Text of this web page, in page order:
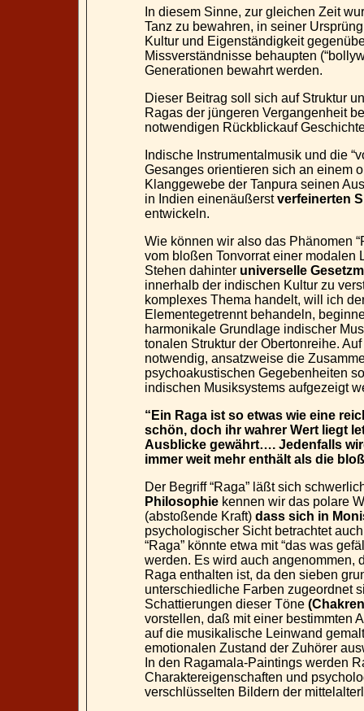
In diesem Sinne, zur gleichen Zeit
Tanz zu bewahren, in seiner
Kultur und Eigenständigkeit
Missverständnisse behaupten
Generationen bewahrt werden.
Dieser Beitrag soll sich auf Struktur
Ragas der jüngeren Vergangenheit
notwendigen Rückblickauf
Indische Instrumentalmusik und die
Gesanges orientieren sich an einem
Klanggewebe der Tanpura seinen
in Indien einenäußerstverfeinerten
entwickeln.
Wie können wir also das Phänomen
vom bloßen Tonvorrat einer modalen
Stehen dahinter universelle
innerhalb der indischen Kultur zu
komplexes Thema handelt, will ich
Elementegetrennt behandeln,
harmonikale Grundlage indischer
tonalen Struktur der Obertonreihe.
notwendig, ansatzweise die
psychoakustischen Gegebenheiten
indischen Musiksystems aufgezeigt
“Ein Raga ist so etwas wie eine
schön, doch ihr wahrer Wert liegt
Ausblicke gewährt…. Jedenfalls
immer weit mehr enthält als die
Der Begriff “Raga” läßt sich
Philosophie kennen wir das polare
(abstoßende Kraft) dass sich in
psychologischer Sicht betrachtet
“Raga” könnte etwa mit “das was
werden. Es wird auch angenommen,
Raga enthalten ist, da den sieben
unterschiedliche Farben zugeordnet
Schattierungen dieser Töne
vorstellen, daß mit einer bestimmten
auf die musikalische Leinwand
emotionalen Zustand der Zuhörer
In den Ragamala-Paintings werden
Charaktereigenschaften und
verschlüsselten Bildern der